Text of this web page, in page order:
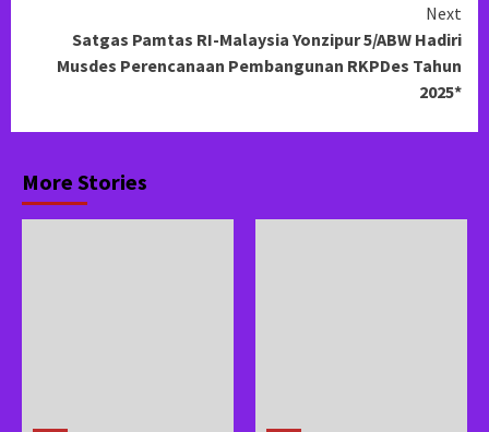
Next
Satgas Pamtas RI-Malaysia Yonzipur 5/ABW Hadiri
Musdes Perencanaan Pembangunan RKPDes Tahun
2025*
More Stories